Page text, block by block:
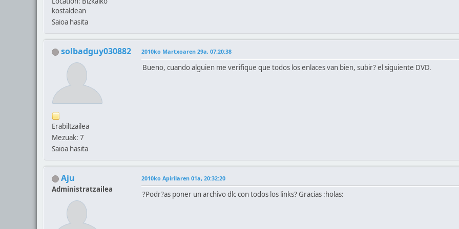
kostaldean
Saioa hasita
solbadguy030882
Erabiltzailea
Mezuak: 7
Saioa hasita
2010ko Martxoaren 29a, 07:20:38
Bueno, cuando alguien me verifique que todos los enlaces van bien, subir? el siguiente DVD.
Aju
Administratzailea
2010ko Apirilaren 01a, 20:32:20
?Podr?as poner un archivo dlc con todos los links? Gracias :holas: